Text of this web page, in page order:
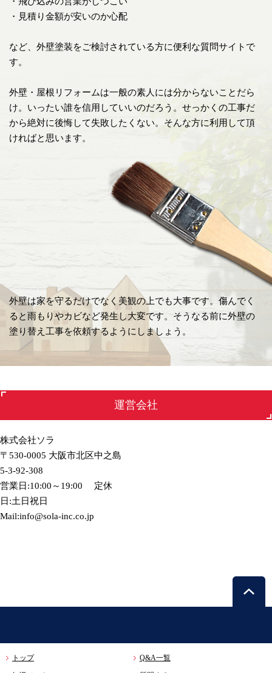
・見積り金額が安いのか心配
など、外壁塗装をご検討されている方に便利な質問サイトで
す。
外壁・屋根リフォームは一般の素人には分からないことだら
け。いったい誰を信用していいのだろう。せっかくの工事だ
から絶対に後悔して失敗したくない。そんな方に利用して頂
ければと思います。
外壁は家を守るだけでなく美観の上でも大事です。傷んでく
ると雨もりやカビなど発生し大変です。そうなる前に外壁の
塗り替え工事を依頼するようにしましょう。
運営会社
株式会社ソラ
〒530-0005 大阪市北区中之島
5-3-92-308
営業日:10:00～19:00 定休
日:土日祝日
Mail:info@sola-inc.co.jp
トップ Q&A一覧